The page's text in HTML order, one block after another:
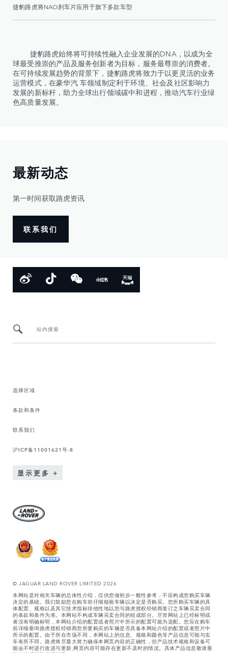
捷豹路虎将NAO刹车片应用于旗下多款车型
捷豹路虎始终将可持续性融入企业发展的DNA，以成为全
球最受推崇的产品及服务创新者为目标，服务最尊崇的消费者。
在可持续发展趋势的背景下，捷豹路虎将致力于以更灵活的业务
运营模式，在豪华汽 车领域制定利于环境、社会及社区影响力
发展的新标杆，助力全球出行领域碳中和进程，推动汽车行业绿
色高质量发展。
最新动态
第一时间获取路虎资讯
联系我们
站内搜索
选择区域
条款和条件
联系我们
沪ICP备11001621号-8
显示更多
© JAGUAR LAND ROVER LIMITED 2026
本网站是对相关车辆的总体性介绍，仅供您做初步一般性参考，不应构成您购买车辆
决定的基础。我们鼓励您在购车前仔细核验车辆以决定是否购买。您所购买车辆的具
体配置、规格以及其它技术指标排他性地以您与路虎授权经销商签订之车辆买卖合同
的条款和条件为准。本网站不构成车辆买卖合同的组成部分。尽管网站上已经标明或
者没有明确标明，本网站介绍的配置或者照片中所示的配置可能为选配。您应在购车
前详细垂询路虎授权经销商您所要购买的车辆是否具备本网站介绍的配置或者照片中
所示的配置。由于所在市场不同，本网站上的信息、规格和颜色等产品信息可能与实
车有所不同。路虎将尽最大努力确保本网页内容的正确性，但产品技术规格和设备可
能会不时进行改进与更新,网页内容可能存在更新不及时的情况。具体产品信息敬请垂